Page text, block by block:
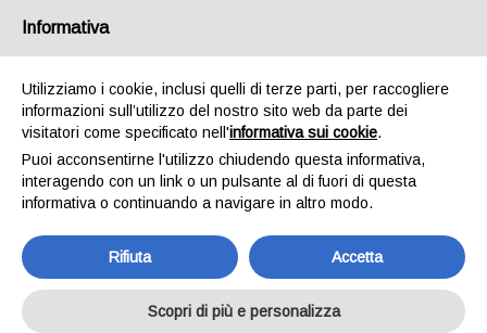
SPEDIAMO IN 24/48H - SPEDIZIONI GRATUITE
INVIA MESSAGGIO
Shop Online
Home
Informativa
Utilizziamo i cookie, inclusi quelli di terze parti, per raccogliere
informazioni sull’utilizzo del nostro sito web da parte dei
visitatori come specificato nell'informativa sui cookie.
Puoi acconsentirne l'utilizzo chiudendo questa informativa,
interagendo con un link o un pulsante al di fuori di questa
informativa o continuando a navigare in altro modo.
Rifiuta Accetta
Scopri di più e personalizza